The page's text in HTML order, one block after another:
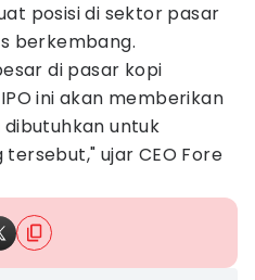
posisi di sektor pasar
berkembang.
di pasar kopi
ini akan memberikan
untuk
ujar CEO Fore